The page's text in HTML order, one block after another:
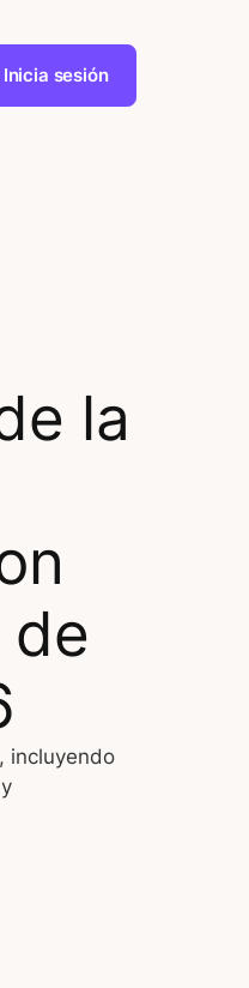
Inicia sesión
la
de
incluyendo